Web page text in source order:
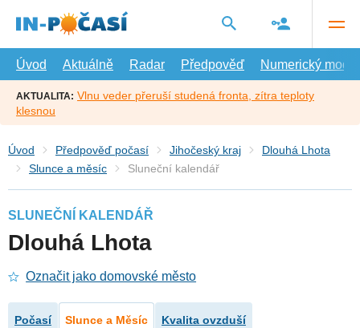
hlavní
Úvod
Aktuálně Radar Předpověď Numerický model
AKTUALITA: Vlnu veder přeruší studená fronta, zítra teploty
klesnou
Úvod Předpověď počasí Jihočeský kraj
Dlouhá Lhota
Slunce a měsíc
Sluneční kalendář
SLUNEČNÍ KALENDÁŘ
Dlouhá Lhota
Označit jako domovské město
Počasí Slunce a Měsíc Kvalita ovzduší